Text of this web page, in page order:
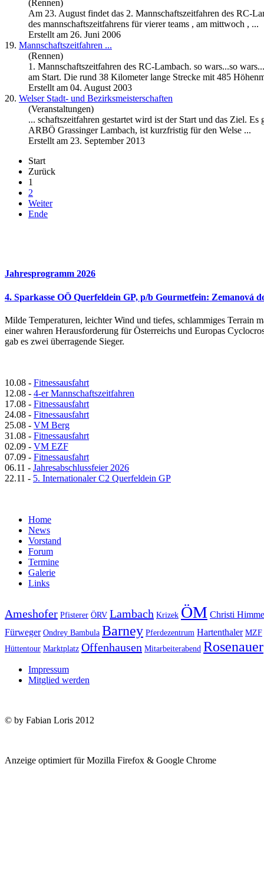
(Rennen)
Am 23. August findet das 2. Mannschaftszeitfahren des RC-
des mannschaftszeitfahrens für vierer teams , am mittwoch , ...
Erstellt am 26. Juni 2006
19. Mannschaftszeitfahren ...
(Rennen)
1. Mannschaftszeitfahren des RC-Lambach. so wars...so
am Start. Die rund 38 Kilometer lange Strecke mit 485
Erstellt am 04. August 2003
20. Welser Stadt- und Bezirksmeisterschaften
(Veranstaltungen)
... schaftszeitfahren gestartet wird ist der Start und das Ziel.
ARBÖ Grassinger Lambach, ist kurzfristig für den Welse ...
Erstellt am 23. September 2013
Start
Zurück
1
2
Weiter
Ende
Jahresprogramm 2026
4. Sparkasse OÖ Querfeldein GP, p/b Gourmetfein: Zemanová
Milde Temperaturen, leichter Wind und tiefes, schlammiges Terrain
einer wahren Herausforderung für Österreichs und Europas
gab es zwei überragende Sieger.
10.08 - Fitnessausfahrt
12.08 - 4-er Mannschaftszeitfahren
17.08 - Fitnessausfahrt
24.08 - Fitnessausfahrt
25.08 - VM Berg
31.08 - Fitnessausfahrt
02.09 - VM EZF
07.09 - Fitnessausfahrt
06.11 - Jahresabschlussfeier 2026
22.11 - 5. Internationaler C2 Querfeldein GP
Home
News
Vorstand
Forum
Termine
Galerie
Links
Ameshofer Pfisterer ÖRV Lambach Krizek ÖM Christi
Fürweger Ondrey Bambula Barney Pferdezentrum Hartenthaler MZF
Hüttentour Marktplatz Offenhausen Mitarbeiterabend Rosenauer
Impressum
Mitglied werden
© by Fabian Loris 2012
Anzeige optimiert für Mozilla Firefox & Google Chrome